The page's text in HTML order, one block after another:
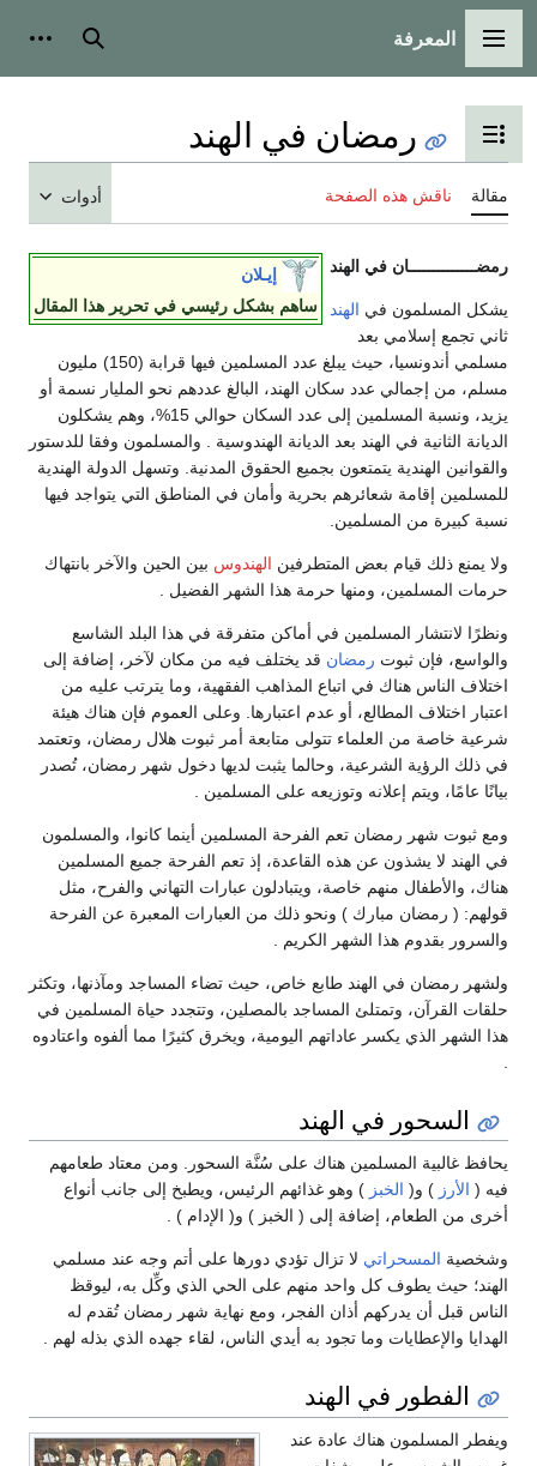
الرئيسية أدوات شخصية
عرض جدول المحتويات
رمضان في الهند
هذه الصفحة
إيـلان
ساهم بشكل رئيسي في تحرير هذا المقال
في الهند
فيالهند
إسلامي بعد
مسلمي أندونسيا، حيث يبلغ عدد المسلمين فيها قرابة (150) مليون
إجمالي عدد سكان الهند، البالغ عددهم نحو المليار نسمة أو
يزيد، ونسبة المسلمين إلى عدد السكان حوالي 15%، وهم يشكلون
في الهند بعد الديانة الهندوسية . والمسلمون وفقا للدستور
الهندية يتمتعون بجميع الحقوق المدنية. وتسهل الدولة الهندية
إقامة شعائرهم بحرية وأمان في المناطق التي يتواجد فيها
من المسلمين.
ذلك قيام بعض المتطرفين الهندوسبين الحين والآخر بانتهاك
ومنها حرمة هذا الشهر الفضيل .
المسلمين في أماكن متفرقة في هذا البلد الشاسع
فإن ثبوترمضان قد يختلف فيه من مكان لآخر، إضافة إلى
هناك في اتباع المذاهب الفقهية، وما يترتب عليه من
المطالع، أو عدم اعتبارها. وعلى العموم فإن هناك هيئة
من العلماء تتولى متابعة أمر ثبوت هلال رمضان، وتعتمد
الشرعية، وحالما يثبت لديها دخول شهر رمضان، تُصدر
ويتم إعلانه وتوزيعه على المسلمين .
شهر رمضان تعم الفرحة المسلمين أينما كانوا، والمسلمون
لا يشذون عن هذه القاعدة، إذ تعم الفرحة جميع المسلمين
منهم خاصة، ويتبادلون عبارات التهاني والفرح، مثل
مبارك ) ونحو ذلك من العبارات المعبرة عن الفرحة
هذا الشهر الكريم .
في الهند طابع خاص، حيث تضاء المساجد ومآذنها، وتكثر
وتمتلئ المساجد بالمصلين، وتتجدد حياة المسلمين في
الذي يكسر عاداتهم اليومية، ويخرق كثيرًا مما ألفوه واعتادوه
في الهند
المسلمين هناك على سُنَّة السحور. ومن معتاد طعامهم
) و(الخبز) وهو غذائهم الرئيس، ويطبخ إلى جانب أنواع
إضافة إلى ( الخبز ) و( الإدام ) .
المسحراتيلا تزال تؤدي دورها على أتم وجه عند مسلمي
يطوف كل واحد منهم على الحي الذي وكِّل به، ليوقظ
أن يدركهم أذان الفجر، ومع نهاية شهر رمضان تُقدم له
وما تجود به أيدي الناس، لقاء جهده الذي بذله لهم .
في الهند
هناك عادة عند